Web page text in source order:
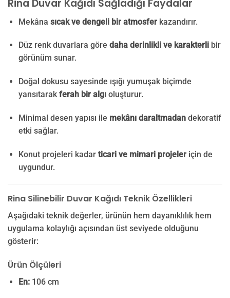
Rina Duvar Kağıdı Sağladığı Faydalar
Mekâna sıcak ve dengeli bir atmosferkazandırır.
Düz renk duvarlara göre daha derinlikli ve karakterlibir
görünüm sunar.
Doğal dokusu sayesinde ışığı yumuşak biçimde
yansıtarakferah bir algıoluşturur.
Minimal desen yapısı ile mekânı daraltmadandekoratif
etki sağlar.
Konut projeleri kadar ticari ve mimari projeleriçin de
uygundur.
Rina Silinebilir Duvar Kağıdı Teknik Özellikleri
Aşağıdaki teknik değerler, ürünün hem dayanıklılık hem
uygulama kolaylığı açısından üst seviyede olduğunu
gösterir:
Ürün Ölçüleri
En:106 cm